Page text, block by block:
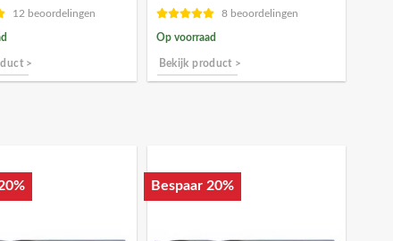
€6,17.
12 beoordelingen
>
€7,72.€6,17.
8 beoordelingen
Op voorraad
Bekijk product >
Bespaar 20%